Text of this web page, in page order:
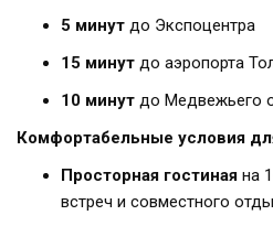
5 минут до Экспоцентра
15 минут до аэропорта
10 минут до Медвежьего
Комфортабельные условия
Просторная гостиная на
встреч и совместного